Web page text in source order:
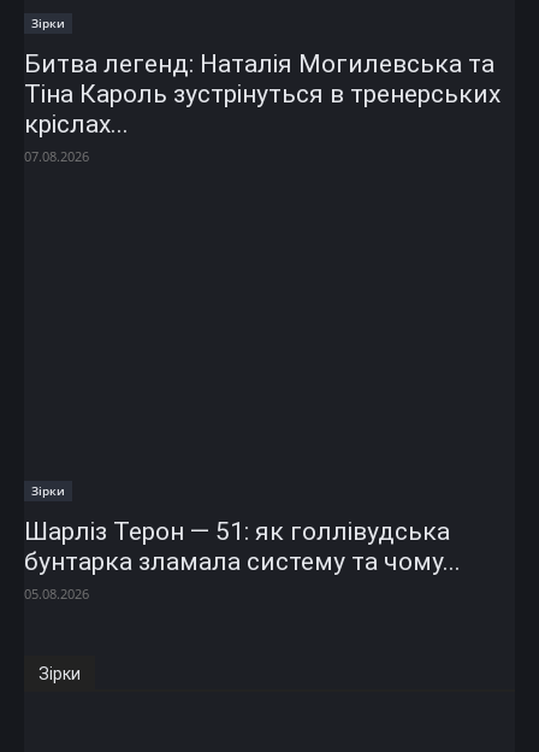
Зірки
Битва легенд: Наталія Могилевська та
Тіна Кароль зустрінуться в тренерських
кріслах...
07.08.2026
Зірки
Шарліз Терон — 51: як голлівудська
бунтарка зламала систему та чому...
05.08.2026
Зірки